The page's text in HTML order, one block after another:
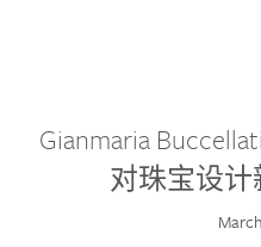
Gianmaria
对珠宝设